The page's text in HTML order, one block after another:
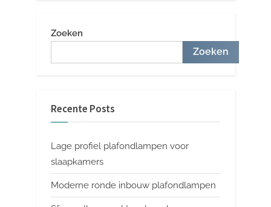
Zoeken
Zoeken
Recente Posts
Lage profiel plafondlampen voor
slaapkamers
Moderne ronde inbouw plafondlampen